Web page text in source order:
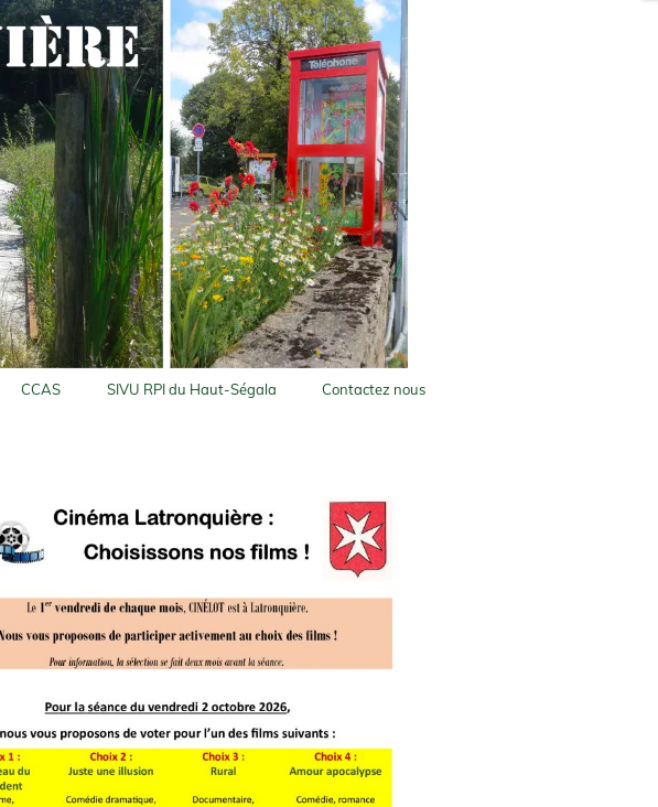
CCAS SIVU RPI du Haut-Ségala Contactez nous